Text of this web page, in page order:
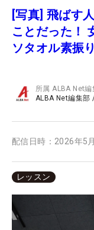
[写真] 飛ばす
ことだった！
ソタオル素振
所属ALBA Net編
ALBA Net編集部
配信日時： 2026年5
レッスン